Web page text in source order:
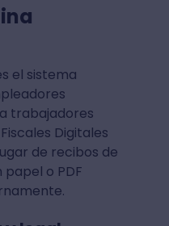
el sistema
trabajadores
Digitales
de recibos de
o PDF